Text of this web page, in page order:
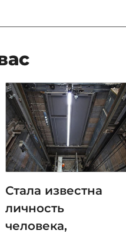
Стала известна
личность
человека,